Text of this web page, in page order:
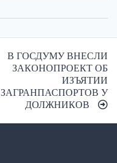
В ГОСДУМУ ВНЕСЛИ
ЗАКОНОПРОЕКТ ОБ
ИЗЪЯТИИ
ЗАГРАНПАСПОРТОВ У
ДОЛЖНИКОВ